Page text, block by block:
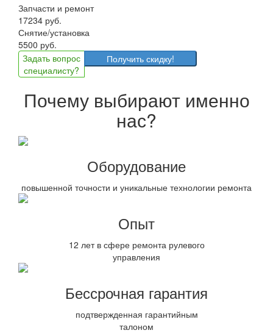
Запчасти и ремонт
17234 руб.
Снятие/установка
5500 руб.
Задать вопрос
специалисту?
Получить скидку!
Почему выбирают именно
нас?
Оборудование
повышенной точности и уникальные технологии ремонта
Опыт
12 лет в сфере ремонта рулевого
управления
Бессрочная гарантия
подтвержденная гарантийным
талоном